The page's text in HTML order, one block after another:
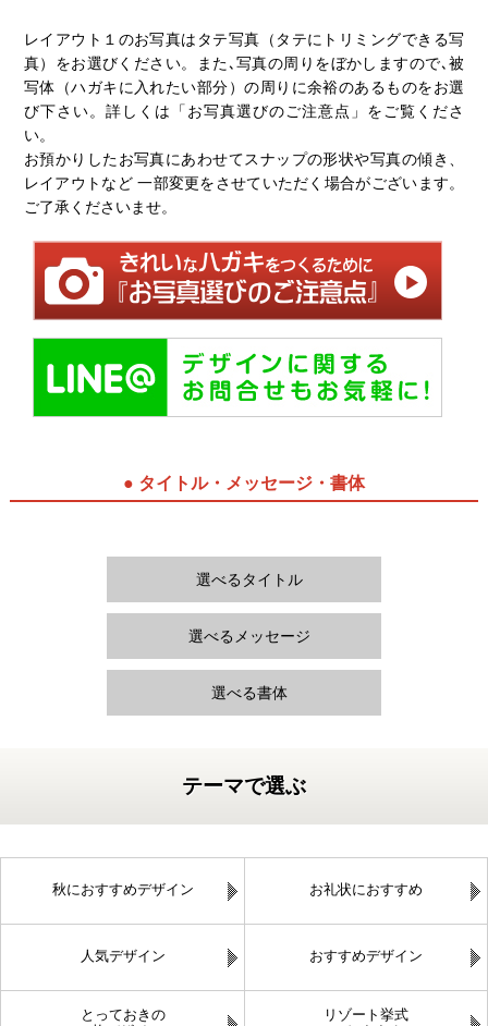
レイアウト１のお写真はタテ写真（タテにトリミングできる写
真）をお選びください。また､写真の周りをぼかしますので､被
写体（ハガキに入れたい部分）の周りに余裕のあるものをお選
び下さい。詳しくは「お写真選びのご注意点」をご覧くださ
い。
お預かりしたお写真にあわせてスナップの形状や写真の傾き、
レイアウトなど 一部変更をさせていただく場合がございます。
ご了承くださいませ。
● タイトル・メッセージ・書体
選べるタイトル
選べるメッセージ
選べる書体
テーマで選ぶ
秋におすすめデザイン お礼状におすすめ
人気デザイン おすすめデザイン
とっておきの
リゾート挙式